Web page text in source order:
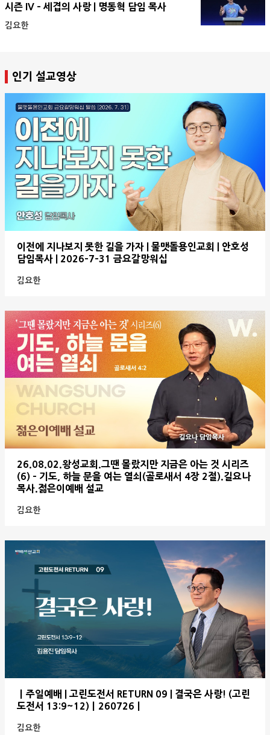
시즌 IV - 세겹의 사랑 | 명동혁 담임 목사
김요한
인기 설교영상
이전에 지나보지 못한 길을 가자 | 물맷돌용인교회 | 안호성
담임목사 | 2026-7-31 금요갈망워십
김요한
26.08.02.왕성교회.그땐 몰랐지만 지금은 아는 것 시리즈
(6) - 기도, 하늘 문을 여는 열쇠(골로새서 4장 2절).길요나
목사.젊은이예배 설교
김요한
ㅣ주일예배 | 고린도전서 RETURN 09 | 결국은 사랑! (고린
도전서 13:9~12)ㅣ260726ㅣ
김요한